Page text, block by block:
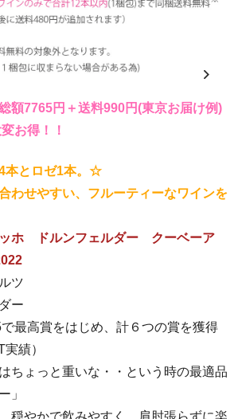
額7765円＋送料990円(東京お届け例)
お得！！
本とロゼ1本。☆
わせやすい、フルーティーなワインを
ホ ドルンフェルダー クーベーア
ツ
ー
最高賞をはじめ、計６つの賞を獲得
績）
ちょっと重いな・・という時の最適品
」
穏やかで飲みやすく、肩肘張らずに楽